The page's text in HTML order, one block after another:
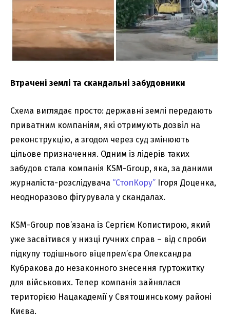
Втрачені землі та скандальні забудовники
Схема виглядає просто: державні землі передають
приватним компаніям, які отримують дозвіл на
реконструкцію, а згодом через суд змінюють
цільове призначення. Одним із лідерів таких
забудов стала компанія KSM-Group, яка, за даними
журналіста-розслідувача “СтопКору” Ігоря Доценка,
неодноразово фігурувала у скандалах.
KSM-Group пов’язана із Сергієм Копистирою, який
уже засвітився у низці гучних справ – від спроби
підкупу тодішнього віцепрем’єра Олександра
Кубракова до незаконного знесення гуртожитку
для військових. Тепер компанія зайнялася
територією Нацакадемії у Святошинському районі
Києва.